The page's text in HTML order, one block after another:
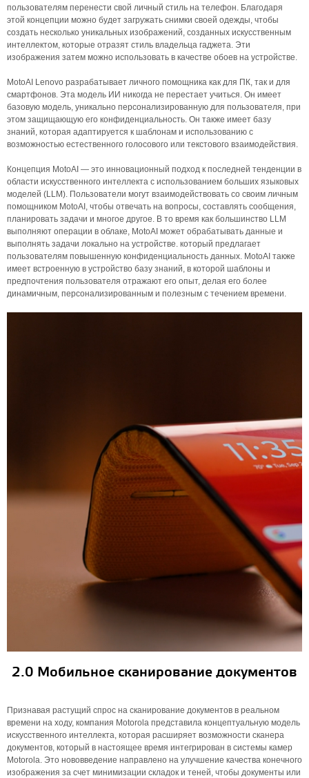
пользователям перенести свой личный стиль на телефон. Благодаря
этой концепции можно будет загружать снимки своей одежды, чтобы
создать несколько уникальных изображений, созданных искусственным
интеллектом, которые отразят стиль владельца гаджета. Эти
изображения затем можно использовать в качестве обоев на устройстве.
MotoAI Lenovo разрабатывает личного помощника как для ПК, так и для
смартфонов. Эта модель ИИ никогда не перестает учиться. Он имеет
базовую модель, уникально персонализированную для пользователя, при
этом защищающую его конфиденциальность. Он также имеет базу
знаний, которая адаптируется к шаблонам и использованию с
возможностью естественного голосового или текстового взаимодействия.
Концепция MotoAI — это инновационный подход к последней тенденции в
области искусственного интеллекта с использованием больших языковых
моделей (LLM). Пользователи могут взаимодействовать со своим личным
помощником MotoAI, чтобы отвечать на вопросы, составлять сообщения,
планировать задачи и многое другое. В то время как большинство LLM
выполняют операции в облаке, MotoAI может обрабатывать данные и
выполнять задачи локально на устройстве. который предлагает
пользователям повышенную конфиденциальность данных. MotoAI также
имеет встроенную в устройство базу знаний, в которой шаблоны и
предпочтения пользователя отражают его опыт, делая его более
динамичным, персонализированным и полезным с течением времени.
2.0 Мобильное сканирование документов
Признавая растущий спрос на сканирование документов в реальном
времени на ходу, компания Motorola представила концептуальную модель
искусственного интеллекта, которая расширяет возможности сканера
документов, который в настоящее время интегрирован в системы камер
Motorola. Это нововведение направлено на улучшение качества конечного
изображения за счет минимизации складок и теней, чтобы документы или